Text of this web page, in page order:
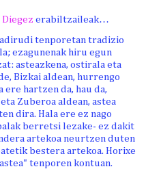
Diegez erabiltzaileak…
tenporetan tradizio
ezagunenak hiru egun
asteazkena, ostirala eta
Bizkai aldean, hurrengo
ere hartzen da, hau da,
Zuberoa aldean, astea
dira. Hala ere ez nago
berretsi lezake- ez dakit
artekoa neurtzen duten
bestera artekoa. Horixe
tenporen kontuan.